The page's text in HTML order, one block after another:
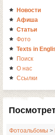
Новости
Афиша
Статьи
Фото
Texts in
Поиск
О нас
Ссылки
Фотоальбомы >